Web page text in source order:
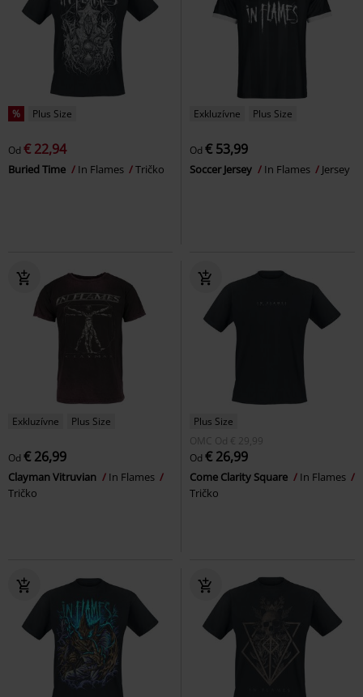
% Plus Size
Od € 22,94
Buried Time In Flames Tričko
Exkluzívne Plus Size
Od € 53,99
Soccer Jersey In Flames Jersey
Exkluzívne Plus Size
Od € 26,99
Clayman Vitruvian
In Flames
Tričko
Plus Size
OMC Od € 29,99
Od € 26,99
Come Clarity Square
In Flames
Tričko